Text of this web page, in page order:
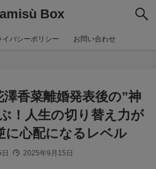
Box
イバシーポリシー お問い合わせ
澤香菜離婚発表後の”神
！人生の切り替え力が
に心配になるレベル
2025年9月15日